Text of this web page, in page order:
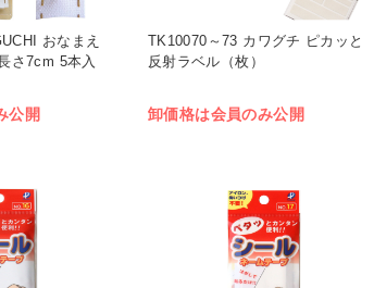
おなまえ
さ7cm 5本入
公開
TK10070～73 カワグチ ピカッと
反射ラベル（枚）
卸価格は会員のみ公開